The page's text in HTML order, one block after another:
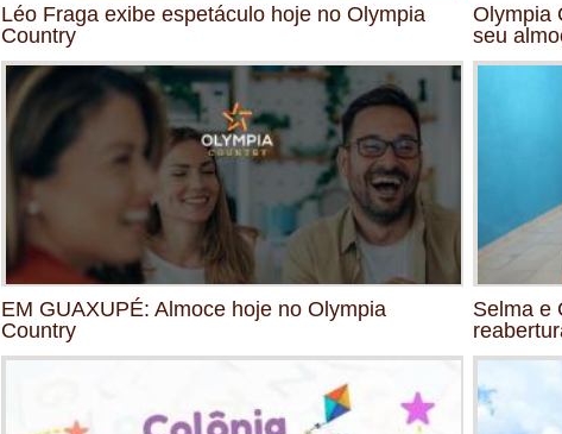
Léo Fraga exibe espetáculo hoje no Olympia
Country
Olympia
seu
EM GUAXUPÉ: Almoce hoje no Olympia
Country
Selma e